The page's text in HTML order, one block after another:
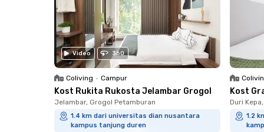
Video 360
Coliving • Campur
Kost Rukita Rukosta Jelambar Grogol
Jelambar, Grogol Petamburan
1.4 km dari universitas dian nusantara
kampus tanjung duren
Kost
Duri
1.2